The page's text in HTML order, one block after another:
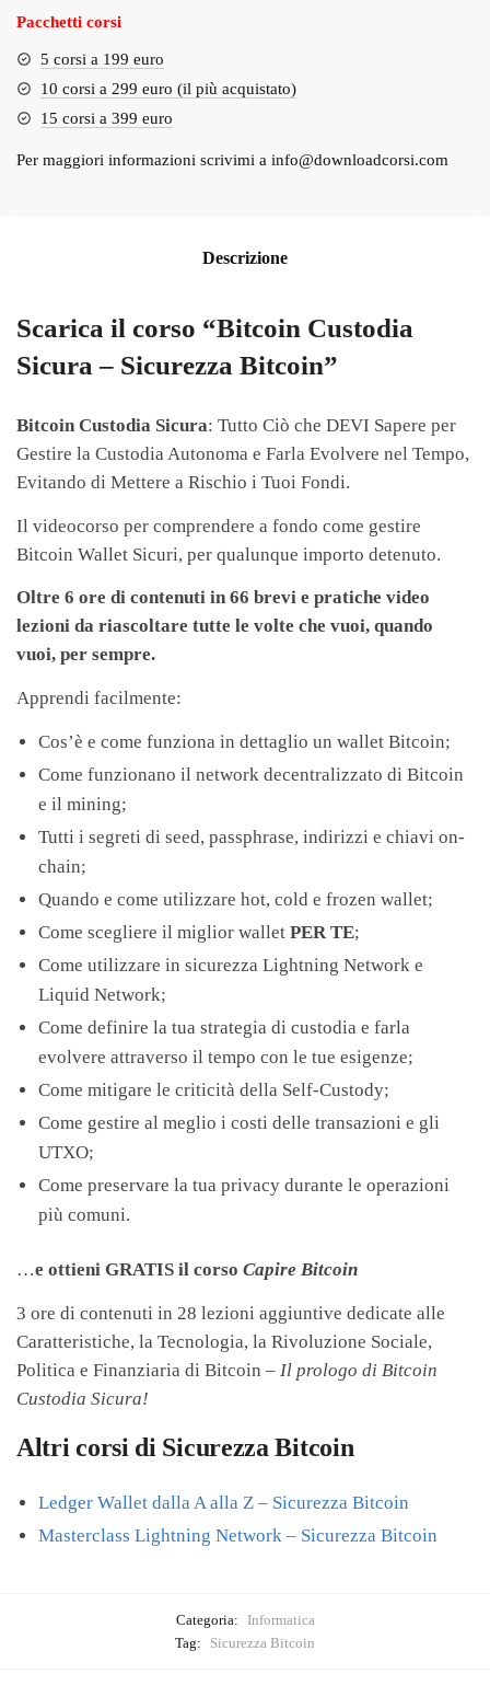
Pacchetti corsi
5 corsi a 199 euro
10 corsi a 299 euro (il più acquistato)
15 corsi a 399 euro
Per maggiori informazioni scrivimi a info@downloadcorsi.com
Descrizione
Scarica il corso “Bitcoin Custodia
Sicura – Sicurezza Bitcoin”
Bitcoin Custodia Sicura: Tutto Ciò che DEVI Sapere per
Gestire la Custodia Autonoma e Farla Evolvere nel Tempo,
Evitando di Mettere a Rischio i Tuoi Fondi.
Il videocorso per comprendere a fondo come gestire
Bitcoin Wallet Sicuri, per qualunque importo detenuto.
Oltre 6 ore di contenuti in 66 brevi e pratiche video
lezioni da riascoltare tutte le volte che vuoi, quando
vuoi, per sempre.
Apprendi facilmente:
Cos’è e come funziona in dettaglio un wallet Bitcoin;
Come funzionano il network decentralizzato di Bitcoin
e il mining;
Tutti i segreti di seed, passphrase, indirizzi e chiavi on-
chain;
Quando e come utilizzare hot, cold e frozen wallet;
Come scegliere il miglior wallet PER TE;
Come utilizzare in sicurezza Lightning Network e
Liquid Network;
Come definire la tua strategia di custodia e farla
evolvere attraverso il tempo con le tue esigenze;
Come mitigare le criticità della Self-Custody;
Come gestire al meglio i costi delle transazioni e gli
UTXO;
Come preservare la tua privacy durante le operazioni
più comuni.
…e ottieni GRATIS il corso Capire Bitcoin
3 ore di contenuti in 28 lezioni aggiuntive dedicate alle
Caratteristiche, la Tecnologia, la Rivoluzione Sociale,
Politica e Finanziaria di Bitcoin – Il prologo di Bitcoin
Custodia Sicura!
Altri corsi di Sicurezza Bitcoin
Ledger Wallet dalla A alla Z – Sicurezza Bitcoin
Masterclass Lightning Network – Sicurezza Bitcoin
Categoria:
Informatica
Tag:
Sicurezza Bitcoin